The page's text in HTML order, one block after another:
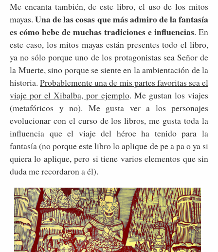
Me encanta también, de este libro, el uso de los mitos
mayas.Una de las cosas que más admiro de la fantasía
es cómo bebe de muchas tradiciones e influencias. En
este caso, los mitos mayas están presentes todo el libro,
ya no sólo porque uno de los protagonistas sea Señor de
la Muerte, sino porque se siente en la ambientación de la
historia.Probablemente una de mis partes favoritas sea el
viaje por el Xibalba, por ejemplo. Me gustan los viajes
(metafóricos y no). Me gusta ver a los personajes
evolucionar con el curso de los libros, me gusta toda la
influencia que el viaje del héroe ha tenido para la
fantasía (no porque este libro lo aplique de pe a pa o ya si
quiera lo aplique, pero si tiene varios elementos que sin
duda me recordaron a él).